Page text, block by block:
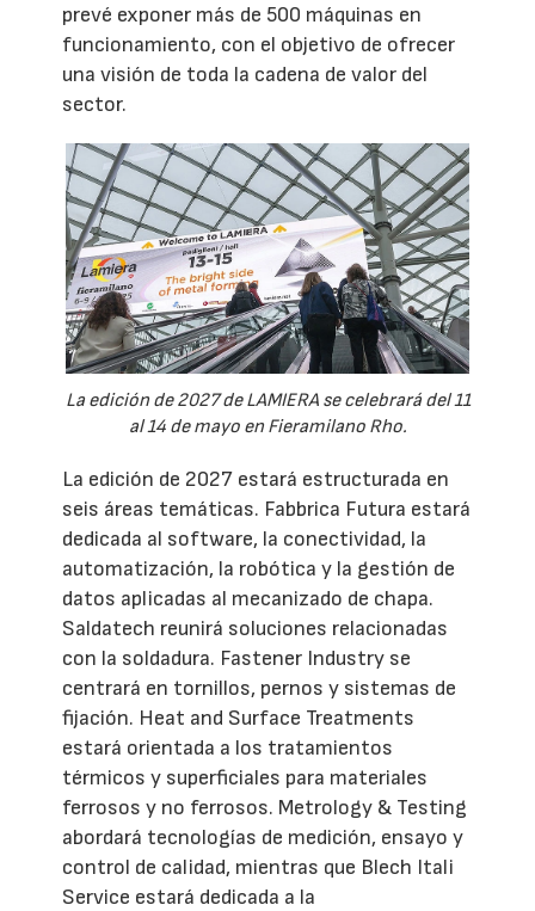
prevé exponer más de 500 máquinas en
funcionamiento, con el objetivo de ofrecer
una visión de toda la cadena de valor del
sector.
La edición de 2027 de LAMIERA se celebrará del 11
al 14 de mayo en Fieramilano Rho.
La edición de 2027 estará estructurada en
seis áreas temáticas. Fabbrica Futura estará
dedicada al software, la conectividad, la
automatización, la robótica y la gestión de
datos aplicadas al mecanizado de chapa.
Saldatech reunirá soluciones relacionadas
con la soldadura. Fastener Industry se
centrará en tornillos, pernos y sistemas de
fijación. Heat and Surface Treatments
estará orientada a los tratamientos
térmicos y superficiales para materiales
ferrosos y no ferrosos. Metrology & Testing
abordará tecnologías de medición, ensayo y
control de calidad, mientras que Blech Itali
Service estará dedicada a la